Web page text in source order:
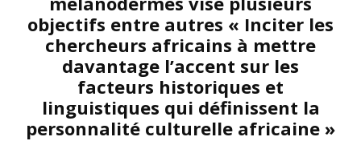
objectifs entre autres « Inciter les
chercheurs africains à mettre
davantage l’accent sur les
facteurs historiques et
linguistiques qui définissent la
personnalité culturelle africaine »